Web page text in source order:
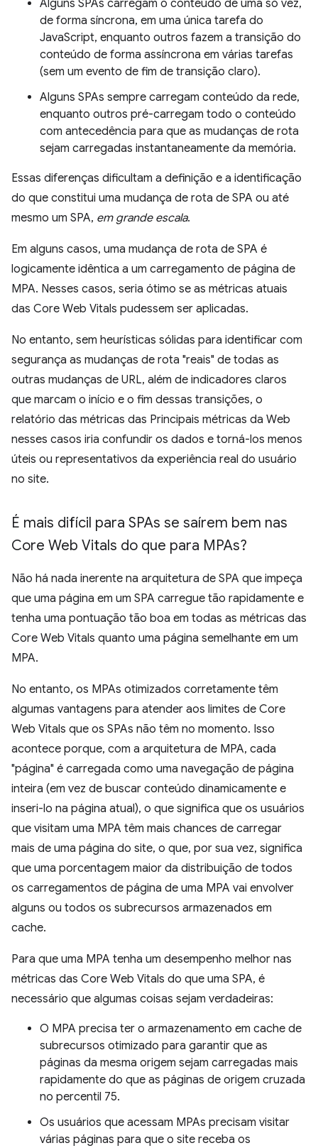
Alguns SPAs carregam o conteúdo de uma só vez,
de forma síncrona, em uma única tarefa do
JavaScript, enquanto outros fazem a transição do
conteúdo de forma assíncrona em várias tarefas
(sem um evento de fim de transição claro).
Alguns SPAs sempre carregam conteúdo da rede,
enquanto outros pré-carregam todo o conteúdo
com antecedência para que as mudanças de rota
sejam carregadas instantaneamente da memória.
Essas diferenças dificultam a definição e a identificação
do que constitui uma mudança de rota de SPA ou até
mesmo um SPA, em grande escala.
Em alguns casos, uma mudança de rota de SPA é
logicamente idêntica a um carregamento de página de
MPA. Nesses casos, seria ótimo se as métricas atuais
das Core Web Vitals pudessem ser aplicadas.
No entanto, sem heurísticas sólidas para identificar com
segurança as mudanças de rota "reais" de todas as
outras mudanças de URL, além de indicadores claros
que marcam o início e o fim dessas transições, o
relatório das métricas das Principais métricas da Web
nesses casos iria confundir os dados e torná-los menos
úteis ou representativos da experiência real do usuário
no site.
É mais difícil para SPAs se saírem bem nas
Core Web Vitals do que para MPAs?
Não há nada inerente na arquitetura de SPA que impeça
que uma página em um SPA carregue tão rapidamente e
tenha uma pontuação tão boa em todas as métricas das
Core Web Vitals quanto uma página semelhante em um
MPA.
No entanto, os MPAs otimizados corretamente têm
algumas vantagens para atender aos limites de Core
Web Vitals que os SPAs não têm no momento. Isso
acontece porque, com a arquitetura de MPA, cada
"página" é carregada como uma navegação de página
inteira (em vez de buscar conteúdo dinamicamente e
inseri-lo na página atual), o que significa que os usuários
que visitam uma MPA têm mais chances de carregar
mais de uma página do site, o que, por sua vez, significa
que uma porcentagem maior da distribuição de todos
os carregamentos de página de uma MPA vai envolver
alguns ou todos os subrecursos armazenados em
cache.
Para que uma MPA tenha um desempenho melhor nas
métricas das Core Web Vitals do que uma SPA, é
necessário que algumas coisas sejam verdadeiras:
O MPA precisa ter o armazenamento em cache de
subrecursos otimizado para garantir que as
páginas da mesma origem sejam carregadas mais
rapidamente do que as páginas de origem cruzada
no percentil 75.
Os usuários que acessam MPAs precisam visitar
várias páginas para que o site receba os